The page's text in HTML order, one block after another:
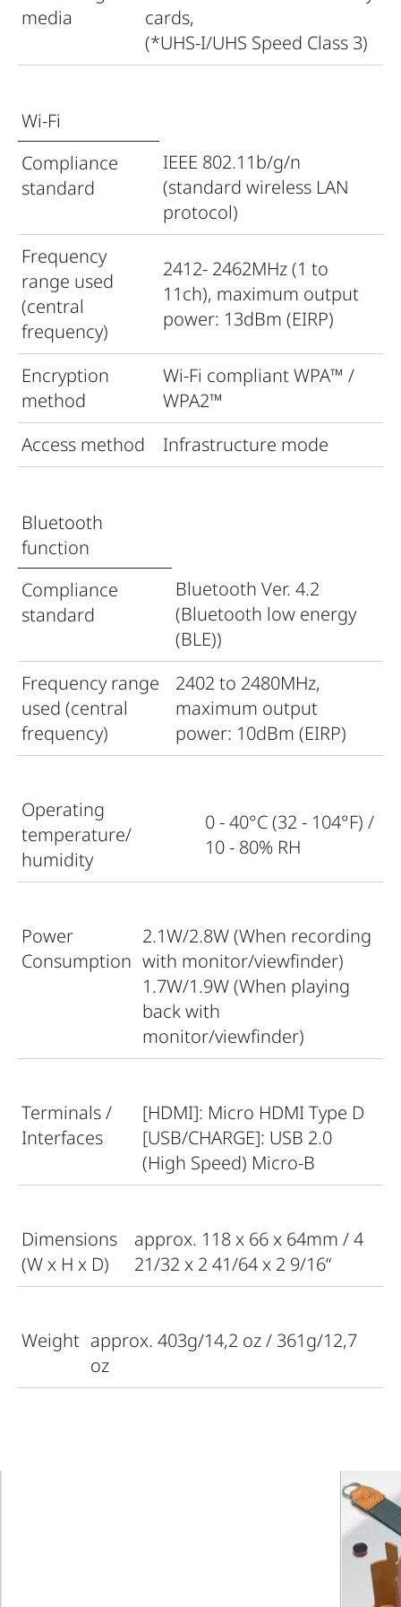
x 1 11/64“
Weight
Weight Approx. 25g /
media
cards,
(*UHS-I/UHS Speed Class 3)
Wi-Fi
Compliance
standard
IEEE 802.11b/g/n
(standard wireless LAN
protocol)
Frequency
range used
(central
frequency)
2412- 2462MHz (1 to
11ch), maximum output
power: 13dBm (EIRP)
Encryption
method
Wi-Fi compliant WPA™ /
WPA2™
Access method
Infrastructure mode
Bluetooth
function
Compliance
standard
Bluetooth Ver. 4.2
(Bluetooth low energy
(BLE))
Frequency range
used (central
frequency)
2402 to 2480MHz,
maximum output
power: 10dBm (EIRP)
Operating
temperature/
humidity
0 - 40°C (32 - 104°F) /
10 - 80% RH
Power
Consumption
2.1W/2.8W (When recording
with monitor/viewfinder)
1.7W/1.9W (When playing
back with
monitor/viewfinder)
Terminals /
Interfaces
[HDMI]: Micro HDMI Type D
[USB/CHARGE]: USB 2.0
(High Speed) Micro-B
Dimensions
(W x H x D)
approx. 118 x 66 x 64mm / 4
21/32 x 2 41/64 x 2 9/16“
Weight approx. 403g/14,2 oz / 361g/12,7
oz